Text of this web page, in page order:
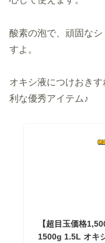
酸素の泡で、頑固な
すよ。
オキシ液につけおき
利な優秀アイテム♪
【超目玉価格
1500g 1.5L オキ